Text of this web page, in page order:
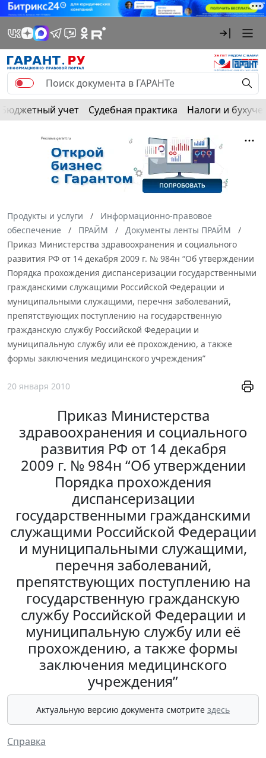
Бюджетный учет Судебная практика Налоги и
Продукты и услуги
Информационно-правовое
обеспечение
ПРАЙМ
Документы ленты ПРАЙМ
Приказ Министерства здравоохранения и социального
развития РФ от 14 декабря 2009 г. № 984н “Об утверждении
Порядка прохождения диспансеризации государственными
гражданскими служащими Российской Федерации и
муниципальными служащими, перечня заболеваний,
препятствующих поступлению на государственную
гражданскую службу Российской Федерации и
муниципальную службу или её прохождению, а также
формы заключения медицинского учреждения”
20 января 2010
Приказ Министерства
здравоохранения и социального
развития РФ от 14 декабря
2009 г. № 984н “Об утверждении
Порядка прохождения
диспансеризации
государственными гражданскими
служащими Российской Федерации
и муниципальными служащими,
перечня заболеваний,
препятствующих поступлению на
государственную гражданскую
службу Российской Федерации и
муниципальную службу или её
прохождению, а также формы
заключения медицинского
учреждения”
Актуальную версию документа смотрите здесь
Справка